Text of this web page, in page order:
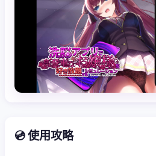
💿 使用攻略